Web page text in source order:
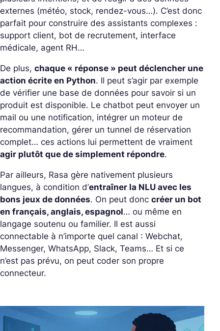
externes (météo, stock, rendez-vous…). C’est donc
parfait pour construire des assistants complexes :
support client, bot de recrutement, interface
médicale, agent RH…
De plus, chaque « réponse » peut déclencher une
action écrite en Python. Il peut s’agir par exemple
de vérifier une base de données pour savoir si un
produit est disponible. Le chatbot peut envoyer un
mail ou une notification, intégrer un moteur de
recommandation, gérer un tunnel de réservation
complet… ces actions lui permettent de vraiment
agir plutôt que de simplement répondre.
Par ailleurs, Rasa gère nativement plusieurs
langues, à condition d’entraîner la NLU avec les
bons jeux de données. On peut donc créer un bot
en français, anglais, espagnol… ou même en
langage soutenu ou familier. Il est aussi
connectable à n’importe quel canal : Webchat,
Messenger, WhatsApp, Slack, Teams… Et si ce
n’est pas prévu, on peut coder son propre
connecteur.